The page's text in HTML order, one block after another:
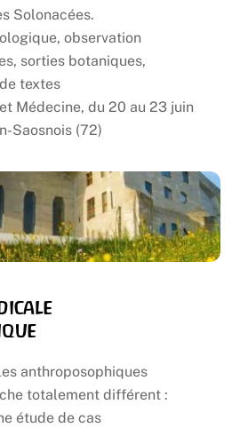
Solonacées.
observation
sorties botaniques,
textes
Médecine, du 20 au 23 juin
Saosnois (72)
anthroposophiques
totalement différent :
étude de cas